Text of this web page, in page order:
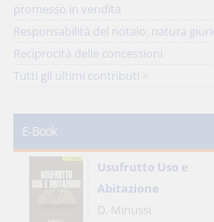
promesso in vendita
Responsabilità del notaio: natura
Reciprocità delle concessioni
Tutti gli ultimi contributi >
E-Book
Usufrutto Uso e
Abitazione
D. Minussi